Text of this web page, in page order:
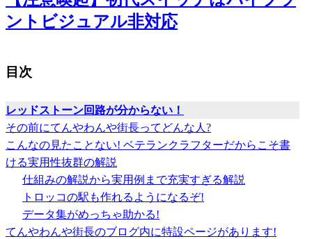
ントビジュアル非対応
目次
レッドストーン回路が分からない！
その前にてんやわんや街長ってどんな人?
こんなの見たことない! ベテランクラフターだからこそ書
ける実用性抜群の解説
仕組みの解説から実用例まで充実すぎる解説
トロッコの駅も作れるようになるぞ!
データ集がめっちゃ助かる!
てんやわんや街長のブログ内に特設ページがあります!